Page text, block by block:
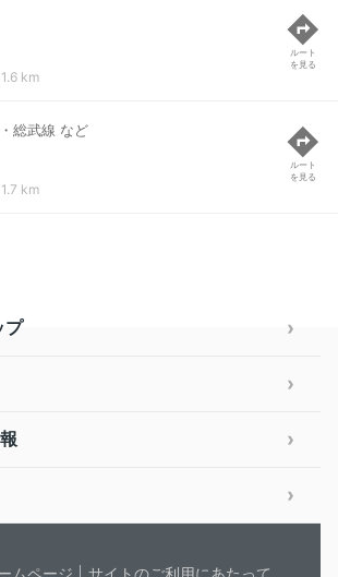
km
ルート
を見る
総武線 など
km
ルート
を見る
プ